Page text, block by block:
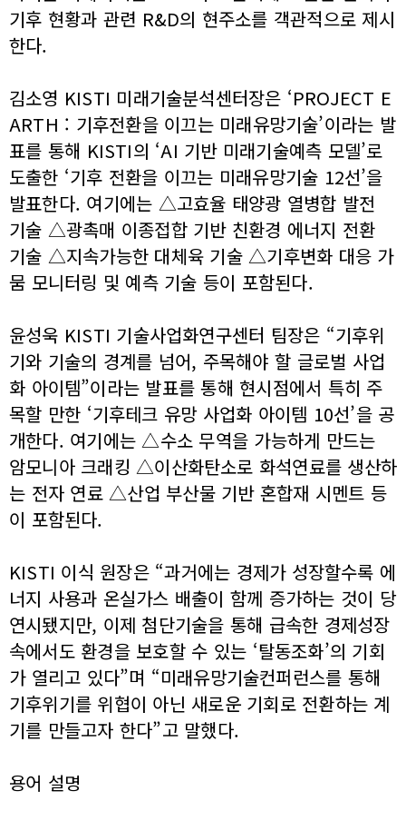
기후 현황과 관련 R&D의 현주소를 객관적으로 제시
한다.
김소영 KISTI 미래기술분석센터장은 ‘PROJECT E
ARTH : 기후전환을 이끄는 미래유망기술’이라는 발
표를 통해 KISTI의 ‘AI 기반 미래기술예측 모델’로
도출한 ‘기후 전환을 이끄는 미래유망기술 12선’을
발표한다. 여기에는 △고효율 태양광 열병합 발전
기술 △광촉매 이종접합 기반 친환경 에너지 전환
기술 △지속가능한 대체육 기술 △기후변화 대응 가
뭄 모니터링 및 예측 기술 등이 포함된다.
윤성욱 KISTI 기술사업화연구센터 팀장은 “기후위
기와 기술의 경계를 넘어, 주목해야 할 글로벌 사업
화 아이템”이라는 발표를 통해 현시점에서 특히 주
목할 만한 ‘기후테크 유망 사업화 아이템 10선’을 공
개한다. 여기에는 △수소 무역을 가능하게 만드는
암모니아 크래킹 △이산화탄소로 화석연료를 생산하
는 전자 연료 △산업 부산물 기반 혼합재 시멘트 등
이 포함된다.
KISTI 이식 원장은 “과거에는 경제가 성장할수록 에
너지 사용과 온실가스 배출이 함께 증가하는 것이 당
연시됐지만, 이제 첨단기술을 통해 급속한 경제성장
속에서도 환경을 보호할 수 있는 ‘탈동조화’의 기회
가 열리고 있다”며 “미래유망기술컨퍼런스를 통해
기후위기를 위협이 아닌 새로운 기회로 전환하는 계
기를 만들고자 한다”고 말했다.
용어 설명